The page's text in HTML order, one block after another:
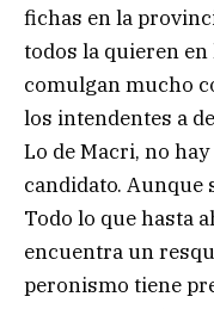
fichas en la
todos la quieren en
comulgan mucho
los intendentes a
Lo de Macri, no
candidato. Aunque
Todo lo que hasta
encuentra un
peronismo tiene